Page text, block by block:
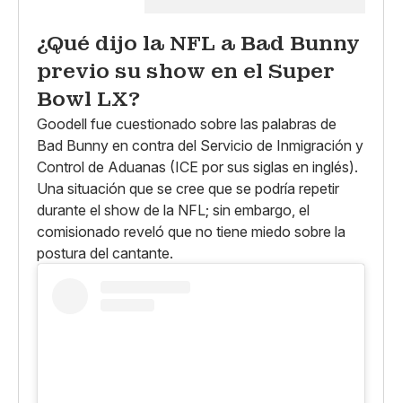
¿Qué dijo la NFL a Bad Bunny
previo su show en el Super
Bowl LX?
Goodell fue cuestionado sobre las palabras de
Bad Bunny en contra del Servicio de Inmigración y
Control de Aduanas (ICE por sus siglas en inglés).
Una situación que se cree que se podría repetir
durante el show de la NFL; sin embargo, el
comisionado reveló que no tiene miedo sobre la
postura del cantante.